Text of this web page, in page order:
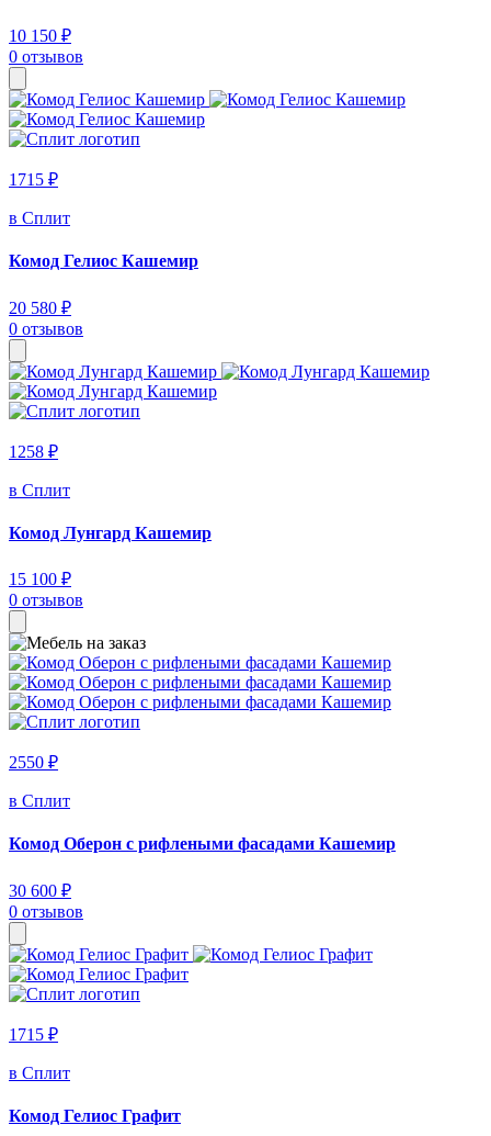
10 150 ₽
0 отзывов
1715 ₽
в Сплит
Комод Гелиос Кашемир
20 580 ₽
0 отзывов
1258 ₽
в Сплит
Комод Лунгард Кашемир
15 100 ₽
0 отзывов
2550 ₽
в Сплит
Комод Оберон с рифлеными фасадами Кашемир
30 600 ₽
0 отзывов
1715 ₽
в Сплит
Комод Гелиос Графит